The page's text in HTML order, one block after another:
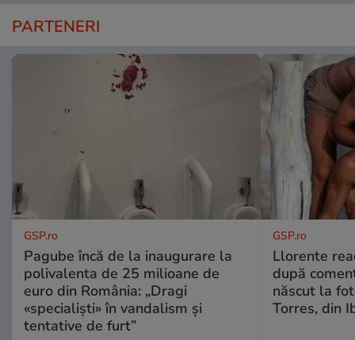
PARTENERI
GSP.ro
Pagube încă de la inaugurare la
polivalenta de 25 milioane de
euro din România: „Dragi
«specialiști» în vandalism și
tentative de furt”
GSP.ro
Llorente
după
născut la
Torres, din